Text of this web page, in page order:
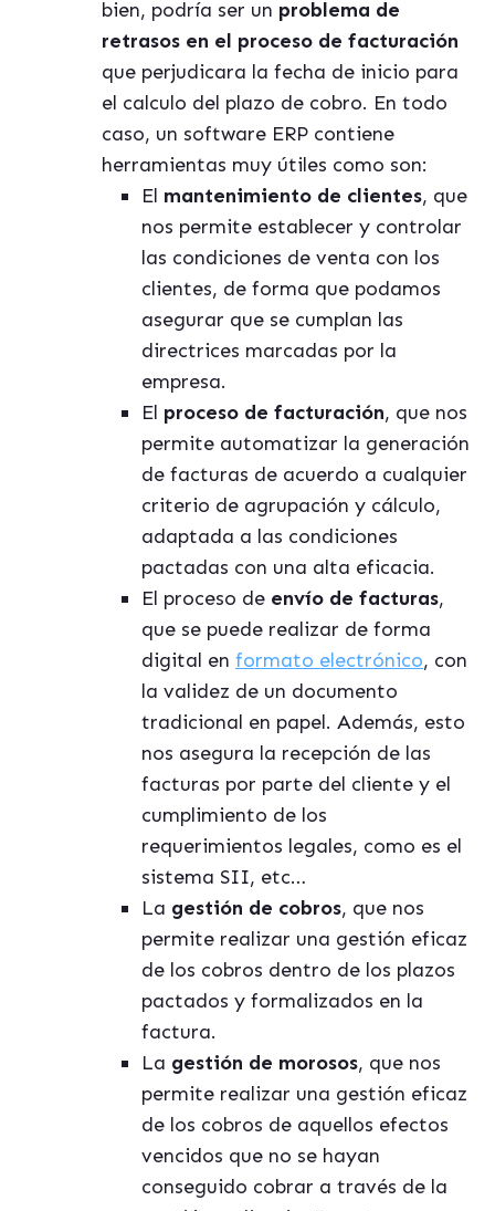
bien, podría ser un problema de
retrasos en el proceso de facturación
que perjudicara la fecha de inicio para
el calculo del plazo de cobro. En todo
caso, un software ERP contiene
herramientas muy útiles como son:
El mantenimiento de clientes, que
nos permite establecer y controlar
las condiciones de venta con los
clientes, de forma que podamos
asegurar que se cumplan las
directrices marcadas por la
empresa.
El proceso de facturación, que nos
permite automatizar la generación
de facturas de acuerdo a cualquier
criterio de agrupación y cálculo,
adaptada a las condiciones
pactadas con una alta eficacia.
El proceso de envío de facturas,
que se puede realizar de forma
digital en formato electrónico, con
la validez de un documento
tradicional en papel. Además, esto
nos asegura la recepción de las
facturas por parte del cliente y el
cumplimiento de los
requerimientos legales, como es el
sistema SII, etc…
La gestión de cobros, que nos
permite realizar una gestión eficaz
de los cobros dentro de los plazos
pactados y formalizados en la
factura.
La gestión de morosos, que nos
permite realizar una gestión eficaz
de los cobros de aquellos efectos
vencidos que no se hayan
conseguido cobrar a través de la